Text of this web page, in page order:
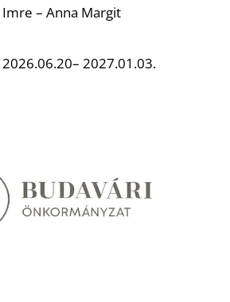
– Anna Margit
2027.01.03.